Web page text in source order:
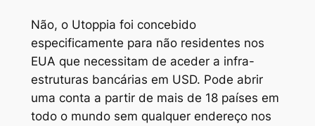
Não, o Utoppia foi concebido
especificamente para não residentes nos
EUA que necessitam de aceder a infra-
estruturas bancárias em USD. Pode abrir
uma conta a partir de mais de 18 países em
todo o mundo sem qualquer endereço nos